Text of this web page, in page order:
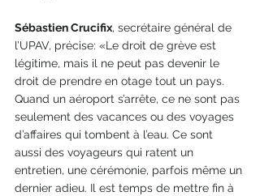
Sébastien Crucifix, secrétaire général de
l’UPAV, précise: «Le droit de grève est
légitime, mais il ne peut pas devenir le
droit de prendre en otage tout un pays.
Quand un aéroport s’arrête, ce ne sont pas
seulement des vacances ou des voyages
d’affaires qui tombent à l’eau. Ce sont
aussi des voyageurs qui ratent un
entretien, une cérémonie, parfois même un
dernier adieu. Il est temps de mettre fin à